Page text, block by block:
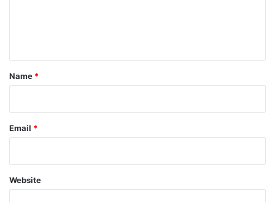
Name *
Email *
Website